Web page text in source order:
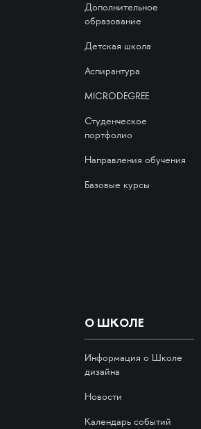
Дополнительное
образование
Детская школа
Аспирантура
MICRODEGREE
Студенческое
портфолио
Направления обучения
Базовые курсы
О ШКОЛЕ
Информация о Школе
дизайна
Новости
Календарь событий